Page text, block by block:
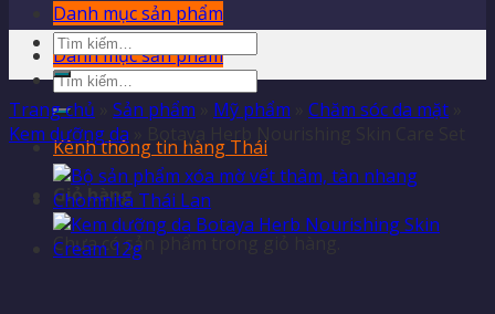
Danh mục sản phẩm
Danh mục sản phẩm
Tìm
kiếm:
Kênh thông tin hàng Thái
Giỏ hàng
Chưa có sản phẩm trong giỏ hàng.
Tìm
kiếm:
Trang chủ
Sản phẩm Mỹ phẩm Chăm sóc da mặt
Kem dưỡng da